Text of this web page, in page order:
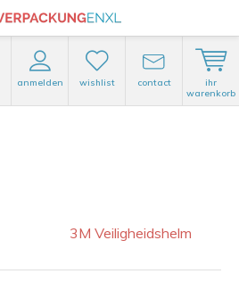
anmelden wishlist contact
ihr
warenkorb
3M Veiligheidshelm